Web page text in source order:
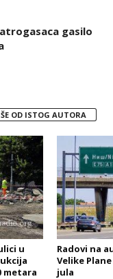
gasilo
OD ISTOG AUTORA
u
metara
Radovi na
Velike
jula